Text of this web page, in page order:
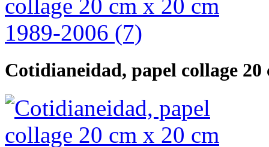
Cotidianeidad, papel collage 20